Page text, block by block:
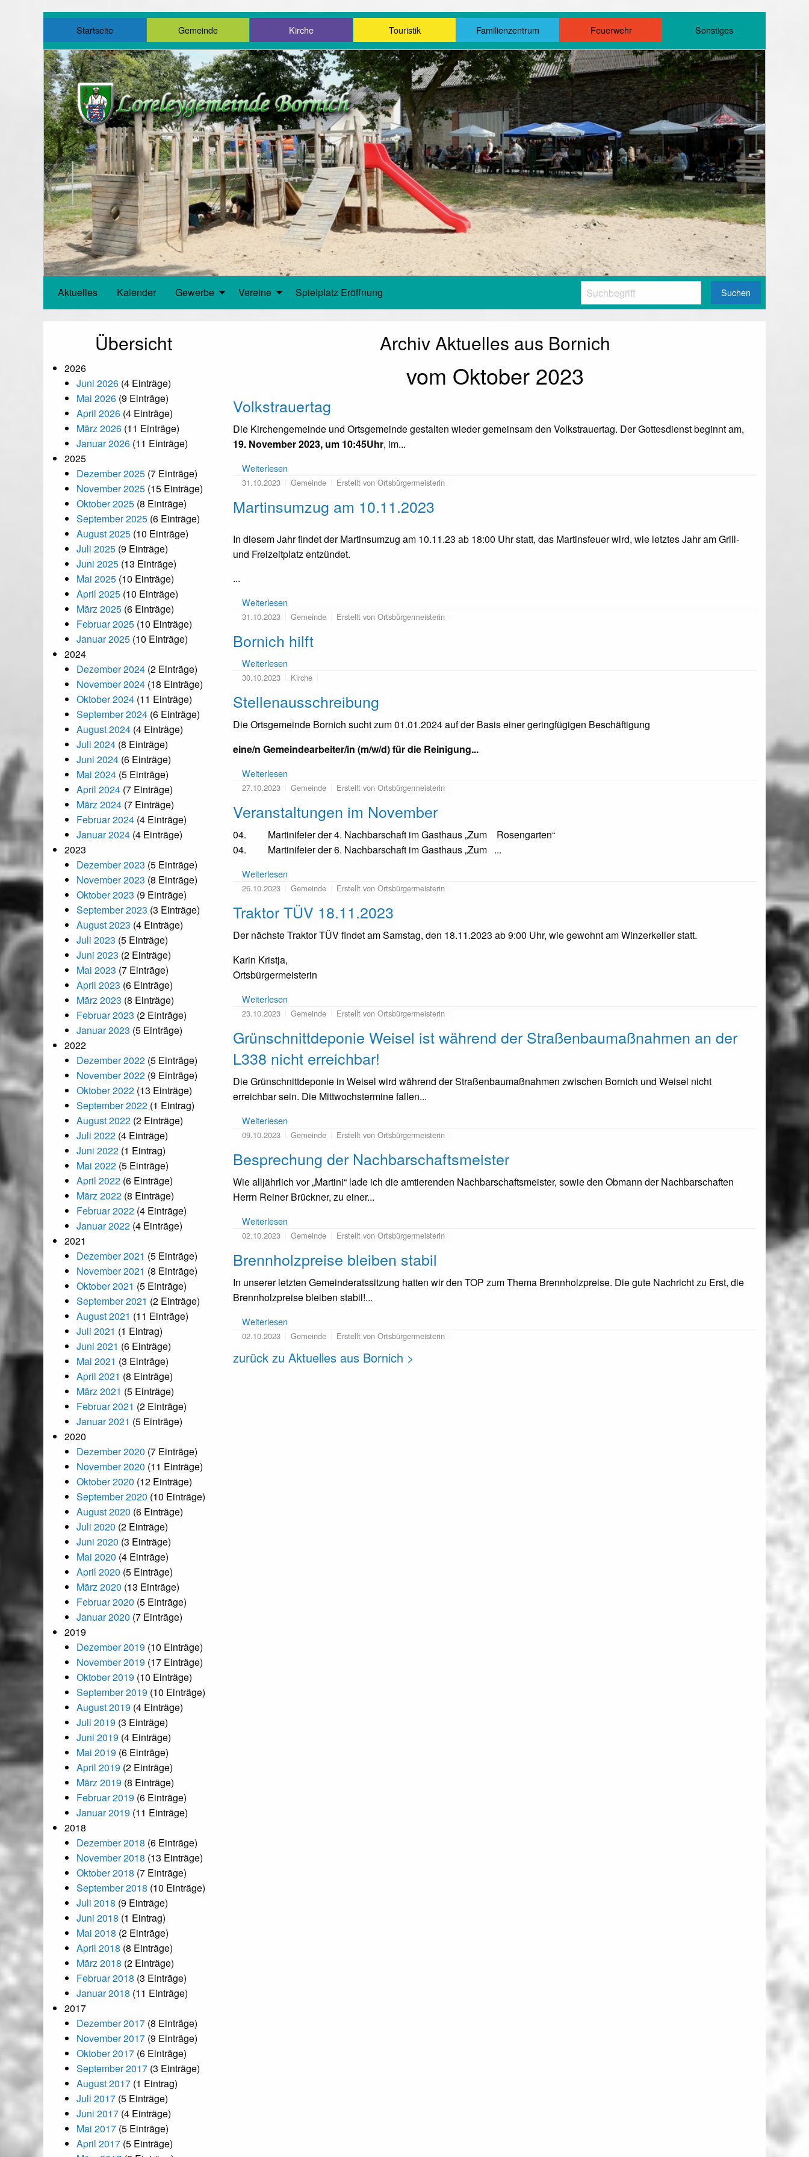
Startseite Gemeinde Kirche Touristik Familienzentrum Feuerwehr Sonstiges
Aktuelles Kalender Gewerbe Vereine Spielplatz Eröffnung Suchen
Übersicht
2026
Juni 2026 (4 Einträge)
Mai 2026 (9 Einträge)
April 2026 (4 Einträge)
März 2026 (11 Einträge)
Januar 2026 (11 Einträge)
2025
Dezember 2025 (7 Einträge)
November 2025 (15 Einträge)
Oktober 2025 (8 Einträge)
September 2025 (6 Einträge)
August 2025 (10 Einträge)
Juli 2025 (9 Einträge)
Juni 2025 (13 Einträge)
Mai 2025 (10 Einträge)
April 2025 (10 Einträge)
März 2025 (6 Einträge)
Februar 2025 (10 Einträge)
Januar 2025 (10 Einträge)
2024
Dezember 2024 (2 Einträge)
November 2024 (18 Einträge)
Oktober 2024 (11 Einträge)
September 2024 (6 Einträge)
August 2024 (4 Einträge)
Juli 2024 (8 Einträge)
Juni 2024 (6 Einträge)
Mai 2024 (5 Einträge)
April 2024 (7 Einträge)
März 2024 (7 Einträge)
Februar 2024 (4 Einträge)
Januar 2024 (4 Einträge)
2023
Dezember 2023 (5 Einträge)
November 2023 (8 Einträge)
Oktober 2023 (9 Einträge)
September 2023 (3 Einträge)
August 2023 (4 Einträge)
Juli 2023 (5 Einträge)
Juni 2023 (2 Einträge)
Mai 2023 (7 Einträge)
April 2023 (6 Einträge)
März 2023 (8 Einträge)
Februar 2023 (2 Einträge)
Januar 2023 (5 Einträge)
2022
Dezember 2022 (5 Einträge)
November 2022 (9 Einträge)
Oktober 2022 (13 Einträge)
September 2022 (1 Eintrag)
August 2022 (2 Einträge)
Juli 2022 (4 Einträge)
Juni 2022 (1 Eintrag)
Mai 2022 (5 Einträge)
April 2022 (6 Einträge)
März 2022 (8 Einträge)
Februar 2022 (4 Einträge)
Januar 2022 (4 Einträge)
2021
Dezember 2021 (5 Einträge)
November 2021 (8 Einträge)
Oktober 2021 (5 Einträge)
September 2021 (2 Einträge)
August 2021 (11 Einträge)
Juli 2021 (1 Eintrag)
Juni 2021 (6 Einträge)
Mai 2021 (3 Einträge)
April 2021 (8 Einträge)
März 2021 (5 Einträge)
Februar 2021 (2 Einträge)
Januar 2021 (5 Einträge)
2020
Dezember 2020 (7 Einträge)
November 2020 (11 Einträge)
Oktober 2020 (12 Einträge)
September 2020 (10 Einträge)
August 2020 (6 Einträge)
Juli 2020 (2 Einträge)
Juni 2020 (3 Einträge)
Mai 2020 (4 Einträge)
April 2020 (5 Einträge)
März 2020 (13 Einträge)
Februar 2020 (5 Einträge)
Januar 2020 (7 Einträge)
2019
Dezember 2019 (10 Einträge)
November 2019 (17 Einträge)
Oktober 2019 (10 Einträge)
September 2019 (10 Einträge)
August 2019 (4 Einträge)
Juli 2019 (3 Einträge)
Juni 2019 (4 Einträge)
Mai 2019 (6 Einträge)
April 2019 (2 Einträge)
März 2019 (8 Einträge)
Februar 2019 (6 Einträge)
Januar 2019 (11 Einträge)
2018
Dezember 2018 (6 Einträge)
November 2018 (13 Einträge)
Oktober 2018 (7 Einträge)
September 2018 (10 Einträge)
Juli 2018 (9 Einträge)
Juni 2018 (1 Eintrag)
Mai 2018 (2 Einträge)
April 2018 (8 Einträge)
März 2018 (2 Einträge)
Februar 2018 (3 Einträge)
Januar 2018 (11 Einträge)
2017
Dezember 2017 (8 Einträge)
November 2017 (9 Einträge)
Oktober 2017 (6 Einträge)
September 2017 (3 Einträge)
August 2017 (1 Eintrag)
Juli 2017 (5 Einträge)
Juni 2017 (4 Einträge)
Mai 2017 (5 Einträge)
April 2017 (5 Einträge)
Archiv Aktuelles aus Bornich
vom Oktober 2023
Volkstrauertag
Die Kirchengemeinde und Ortsgemeinde gestalten wieder gemeinsam den Volkstrauertag. Der Gottesdienst beginnt am,
19. November 2023, um 10:45Uhr, im...
Weiterlesen
31.10.2023 Gemeinde Erstellt von Ortsbürgermeisterin
Martinsumzug am 10.11.2023
In diesem Jahr findet der Martinsumzug am 10.11.23 ab 18:00 Uhr statt, das Martinsfeuer wird, wie letztes Jahr am Grill-
und Freizeitplatz entzündet.
...
Weiterlesen
31.10.2023 Gemeinde Erstellt von Ortsbürgermeisterin
Bornich hilft
Weiterlesen
30.10.2023 Kirche
Stellenausschreibung
Die Ortsgemeinde Bornich sucht zum 01.01.2024 auf der Basis einer geringfügigen Beschäftigung
eine/n Gemeindearbeiter/in (m/w/d) für die Reinigung...
Weiterlesen
27.10.2023 Gemeinde Erstellt von Ortsbürgermeisterin
Veranstaltungen im November
04. Martinifeier der 4. Nachbarschaft im Gasthaus „Zum Rosengarten“
04. Martinifeier der 6. Nachbarschaft im Gasthaus „Zum ...
Weiterlesen
26.10.2023 Gemeinde Erstellt von Ortsbürgermeisterin
Traktor TÜV 18.11.2023
Der nächste Traktor TÜV findet am Samstag, den 18.11.2023 ab 9:00 Uhr, wie gewohnt am Winzerkeller statt.
Karin Kristja,
Ortsbürgermeisterin
Weiterlesen
23.10.2023 Gemeinde Erstellt von Ortsbürgermeisterin
Grünschnittdeponie Weisel ist während der Straßenbaumaßnahmen an der
L338 nicht erreichbar!
Die Grünschnittdeponie in Weisel wird während der Straßenbaumaßnahmen zwischen Bornich und Weisel nicht
erreichbar sein. Die Mittwochstermine fallen...
Weiterlesen
09.10.2023 Gemeinde Erstellt von Ortsbürgermeisterin
Besprechung der Nachbarschaftsmeister
Wie alljährlich vor „Martini“ lade ich die amtierenden Nachbarschaftsmeister, sowie den Obmann der Nachbarschaften
Herrn Reiner Brückner, zu einer...
Weiterlesen
02.10.2023 Gemeinde Erstellt von Ortsbürgermeisterin
Brennholzpreise bleiben stabil
In unserer letzten Gemeinderatssitzung hatten wir den TOP zum Thema Brennholzpreise. Die gute Nachricht zu Erst, die
Brennholzpreise bleiben stabil!...
Weiterlesen
02.10.2023 Gemeinde Erstellt von Ortsbürgermeisterin
zurück zu Aktuelles aus Bornich >